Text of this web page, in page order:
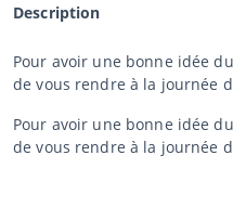
Description
Pour avoir une bonne idée
de vous rendre à la journée
Pour avoir une bonne idée
de vous rendre à la journée